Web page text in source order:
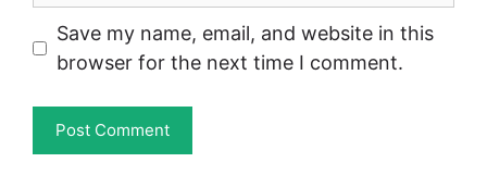
Save my name, email, and website in this
browser for the next time I comment.